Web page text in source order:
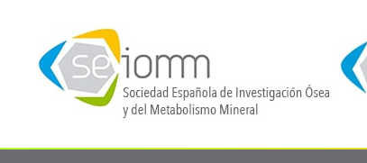
contenido